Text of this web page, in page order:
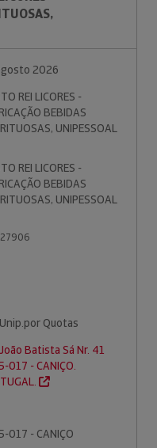
2026
REI LICORES -
BEBIDAS
UNIPESSOAL
REI LICORES -
BEBIDAS
UNIPESSOAL
Quotas
Batista Sá Nr. 41
017 - CANIÇO.
017 - CANIÇO